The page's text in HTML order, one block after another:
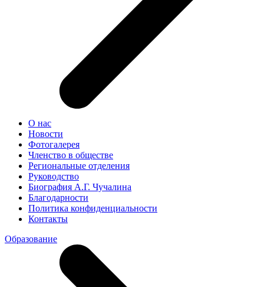
О нас
Новости
Фотогалерея
Членство в обществе
Региональные отделения
Руководство
Биография А.Г. Чучалина
Благодарности
Политика конфиденциальности
Контакты
Образование